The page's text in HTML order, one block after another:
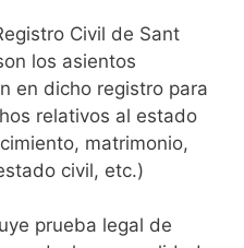
Civil de Sant
los asientos
en dicho registro para
relativos al estado
matrimonio,
civil, etc.)
prueba legal de